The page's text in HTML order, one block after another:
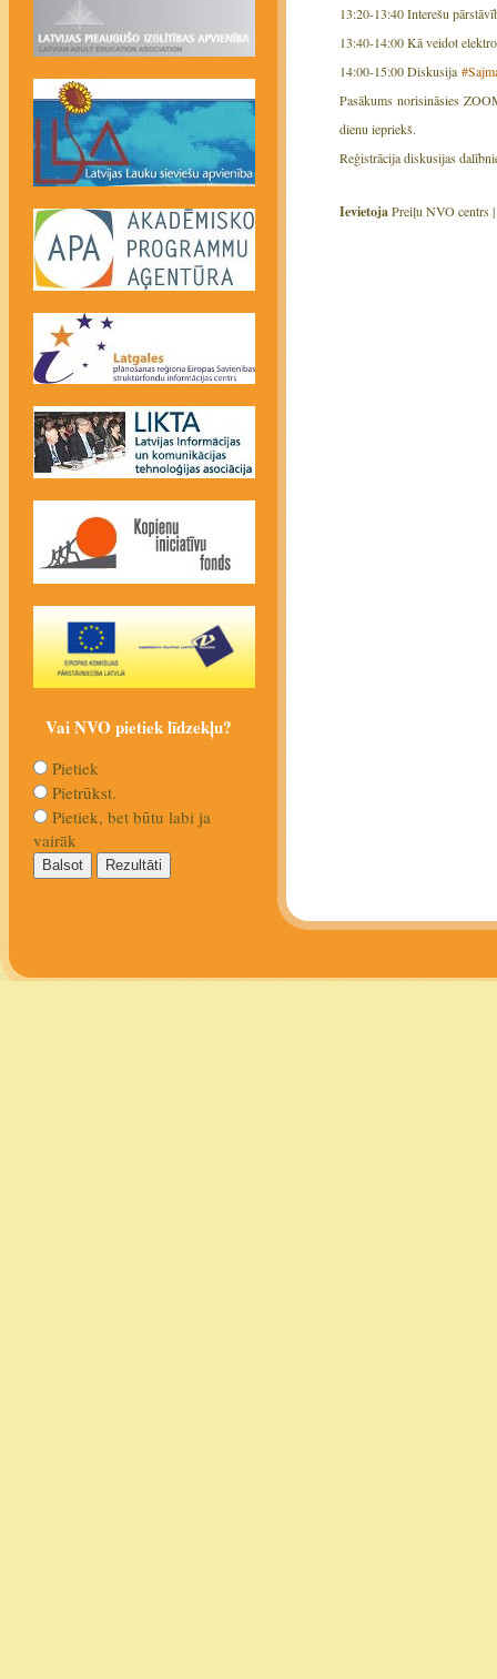
13:20-13:40 Interešu
13:40-14:00 Kā veidot
14:00-15:00 Diskusija
Pasākums norisināsies
dienu iepriekš.
Reģistrācija diskusijas
IevietojaPreiļu NVO centrs |
Vai NVO pietiek līdzekļu?
Pietiek
Pietrūkst.
Pietiek, bet būtu labi ja
vairāk